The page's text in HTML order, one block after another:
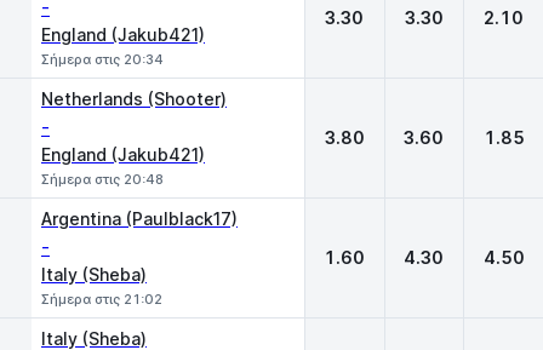
-
England (Jakub421)
Σήμερα στις 20:34
3.30 3.30 2.10
Netherlands (Shooter)
-
England (Jakub421)
Σήμερα στις 20:48
3.80 3.60 1.85
Argentina (Paulblack17)
-
Italy (Sheba)
Σήμερα στις 21:02
1.60 4.30 4.50
Italy (Sheba)